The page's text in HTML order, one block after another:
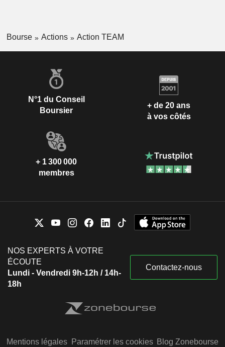
Bourse Actions Action TEAM
N°1 du Conseil
Boursier
+ de 20 ans
à vos côtés
+ 1 300 000
membres
NOS EXPERTS À VOTRE
ÉCOUTE
Lundi - Vendredi 9h-12h / 14h-
18h
Contactez-nous
Mentions légales Paramétrer les cookies Blog Zonebourse